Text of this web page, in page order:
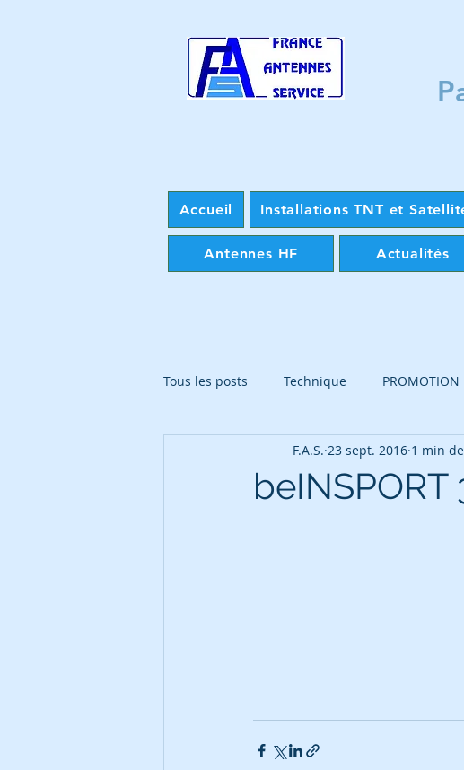
Accueil Installations TNT et
Antennes HF Actualités
Tous les posts Technique PROMOTION
beINSPORT
F.A.S. 23 sept. 2016 1 min